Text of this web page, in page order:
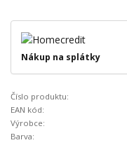
Nákup na splátky
Číslo produktu:
EAN kód:
Výrobce:
Barva: